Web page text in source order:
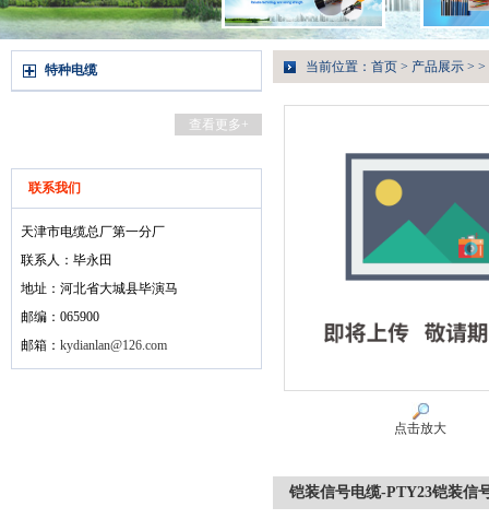
特种电缆
查看更多+
联系我们
天津市电缆总厂第一分厂
联系人：毕永田
地址：河北省大城县毕演马
邮编：065900
邮箱： kydianlan@126.com
当前位置： 首页 > 产品展示 > >
点击放大
铠装信号电缆-PTY23铠装信